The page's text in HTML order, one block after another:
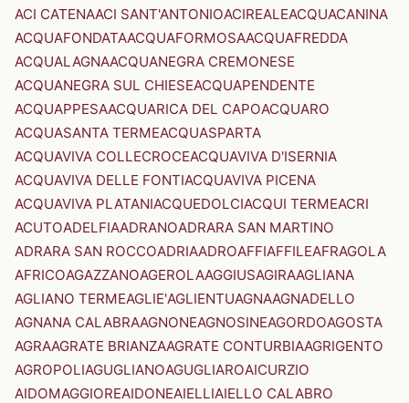
ACI CATENAACI SANT'ANTONIOACIREALEACQUACANINA
ACQUAFONDATAACQUAFORMOSAACQUAFREDDA
ACQUALAGNAACQUANEGRA CREMONESE
ACQUANEGRA SUL CHIESEACQUAPENDENTE
ACQUAPPESAACQUARICA DEL CAPOACQUARO
ACQUASANTA TERMEACQUASPARTA
ACQUAVIVA COLLECROCEACQUAVIVA D'ISERNIA
ACQUAVIVA DELLE FONTIACQUAVIVA PICENA
ACQUAVIVA PLATANIACQUEDOLCIACQUI TERMEACRI
ACUTOADELFIAADRANOADRARA SAN MARTINO
ADRARA SAN ROCCOADRIAADROAFFIAFFILEAFRAGOLA
AFRICOAGAZZANOAGEROLAAGGIUSAGIRAAGLIANA
AGLIANO TERMEAGLIE'AGLIENTUAGNAAGNADELLO
AGNANA CALABRAAGNONEAGNOSINEAGORDOAGOSTA
AGRAAGRATE BRIANZAAGRATE CONTURBIAAGRIGENTO
AGROPOLIAGUGLIANOAGUGLIAROAICURZIO
AIDOMAGGIOREAIDONEAIELLIAIELLO CALABRO